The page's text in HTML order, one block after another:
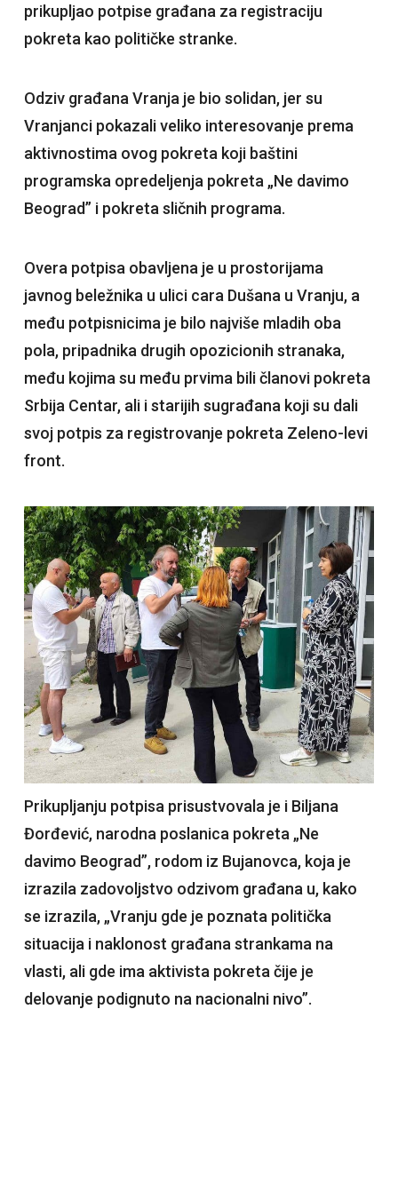
prikupljao potpise građana za registraciju
pokreta kao političke stranke.
Odziv građana Vranja je bio solidan, jer su
Vranjanci pokazali veliko interesovanje prema
aktivnostima ovog pokreta koji baštini
programska opredeljenja pokreta „Ne davimo
Beograd” i pokreta sličnih programa.
Overa potpisa obavljena je u prostorijama
javnog beležnika u ulici cara Dušana u Vranju, a
među potpisnicima je bilo najviše mladih oba
pola, pripadnika drugih opozicionih stranaka,
među kojima su među prvima bili članovi pokreta
Srbija Centar, ali i starijih sugrađana koji su dali
svoj potpis za registrovanje pokreta Zeleno-levi
front.
Prikupljanju potpisa prisustvovala je i Biljana
Đorđević, narodna poslanica pokreta „Ne
davimo Beograd”, rodom iz Bujanovca, koja je
izrazila zadovoljstvo odzivom građana u, kako
se izrazila, „Vranju gde je poznata politička
situacija i naklonost građana strankama na
vlasti, ali gde ima aktivista pokreta čije je
delovanje podignuto na nacionalni nivo”.